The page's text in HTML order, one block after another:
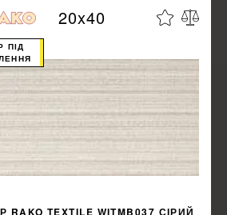
ДІЗНАТИСЯ ЗНИЖКУ %
КУПИТИ
20x40
RAKO TEXTILE WITMB037 СІРИЙ
ПІД